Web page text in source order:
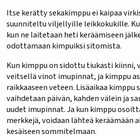
Itse kerätty sekakimppu ei kaipaa
suunniteltu viljellyille leikkokukille.
kun ne laitetaan heti keräämiseen
odottamaan kimpuiksi sitomista.
Kun kimppu on sidottu tiukasti kiinni,
veitsellä vinot imupinnat, ja kimppu
raikkaaseen veteen. Lisäaikaa kimppu
vaihdetaan päivän, kahden välein ja
uudet imupinnat. Ja kun kimppu
merkkejä, voidaan lähteä keräämään
kesäiseen sommitelmaan.